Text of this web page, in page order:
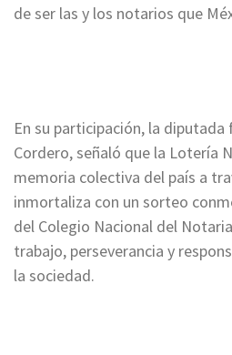
de ser las y los notarios que
En su participación, la diputada
Cordero, señaló que la Lotería
memoria colectiva del país a
inmortaliza con un sorteo
del Colegio Nacional del
trabajo, perseverancia y
la sociedad.